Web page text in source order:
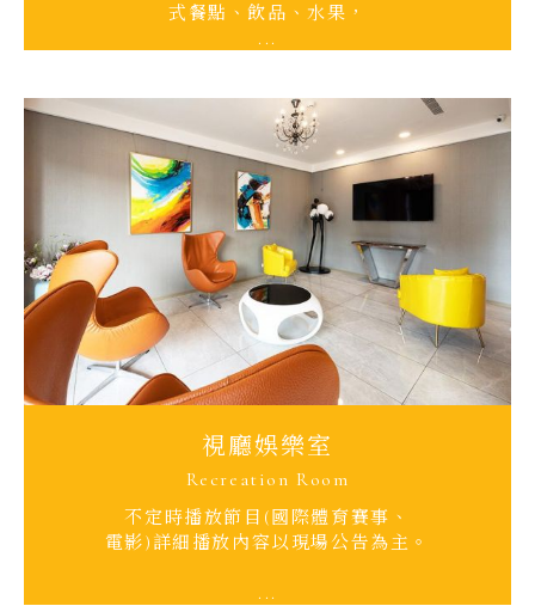
式餐點、飲品、水果，
...
視廳娛樂室
Recreation Room
不定時播放節目(國際體育賽事、
電影)詳細播放內容以現場公告為主。
...